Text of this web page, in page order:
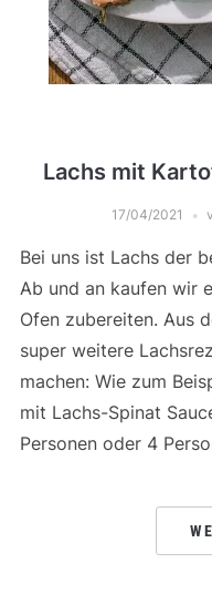
Lachs mit
17/04/2021
Bei uns ist Lachs der
Ab und an kaufen wir
Ofen zubereiten. Aus
super weitere
machen: Wie zum
mit Lachs-Spinat
Personen oder 4